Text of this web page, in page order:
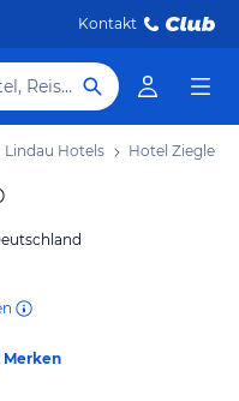
Kontakt
Hotel, Reiseziel
Lindau Hotels Hotel Ziegler
Merken